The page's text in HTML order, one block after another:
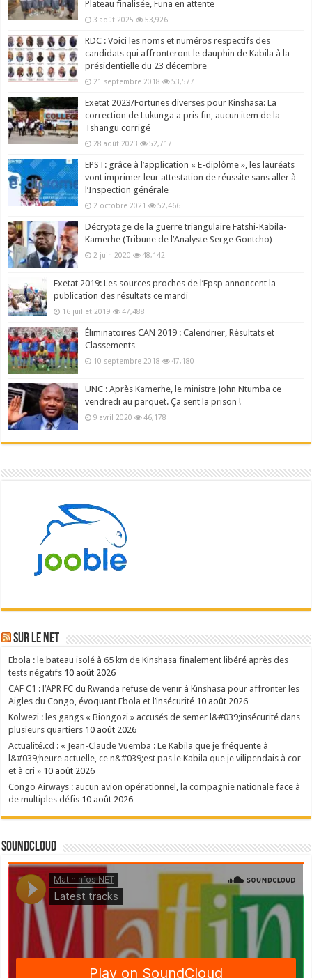
Plateau finalisée, Funa en attente
3 août 2025 53,926
RDC : Voici les noms et numéros respectifs des
candidats qui affronteront le dauphin de Kabila à la
présidentielle du 23 décembre
21 septembre 2018 53,577
Exetat 2023/Fortunes diverses pour Kinshasa: La
correction de Lukunga a pris fin, aucun item de la
Tshangu corrigé
28 août 2023 52,717
EPST: grâce à l’application « E-diplôme », les lauréats
vont imprimer leur attestation de réussite sans aller à
l’Inspection générale
2 octobre 2021 52,466
Décryptage de la guerre triangulaire Fatshi-Kabila-
Kamerhe (Tribune de l’Analyste Serge Gontcho)
2 juin 2020 48,142
Exetat 2019: Les sources proches de l’Epsp annoncent la
publication des résultats ce mardi
16 juillet 2019 47,488
Éliminatoires CAN 2019 : Calendrier, Résultats et
Classements
10 septembre 2018 47,180
UNC : Après Kamerhe, le ministre John Ntumba ce
vendredi au parquet. Ça sent la prison !
9 avril 2020 46,178
Sur le NET
Ebola : le bateau isolé à 65 km de Kinshasa finalement libéré après des
tests négatifs 10 août 2026
CAF C1 : l’APR FC du Rwanda refuse de venir à Kinshasa pour affronter les
Aigles du Congo, évoquant Ebola et l’insécurité 10 août 2026
Kolwezi : les gangs « Biongozi » accusés de semer l&#039;insécurité dans
plusieurs quartiers 10 août 2026
Actualité.cd : « Jean-Claude Vuemba : Le Kabila que je fréquente à
l&#039;heure actuelle, ce n&#039;est pas le Kabila que je vilipendais à cor
et à cri » 10 août 2026
Congo Airways : aucun avion opérationnel, la compagnie nationale face à
de multiples défis 10 août 2026
SoundCloud